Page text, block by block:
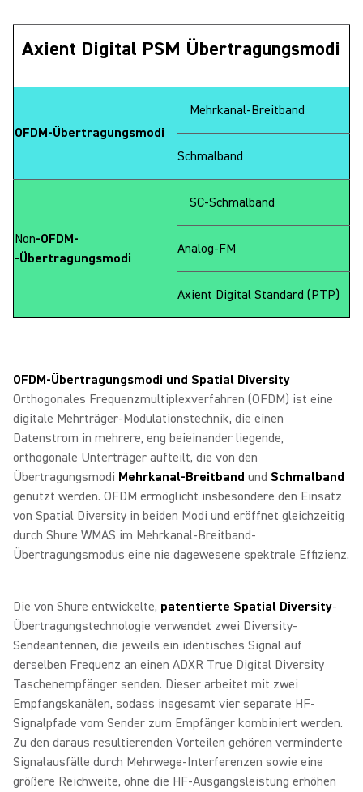
Axient Digital PSM Übertragungsmodi
OFDM-Übertragungsmodi
Mehrkanal-Breitband
Schmalband
Non-OFDM-
‑Übertragungsmodi
SC-Schmalband
Analog-FM
Axient Digital Standard (PTP)
OFDM-Übertragungsmodi und Spatial Diversity
Orthogonales Frequenzmultiplexverfahren (OFDM) ist eine
digitale Mehrträger-Modulationstechnik, die einen
Datenstrom in mehrere, eng beieinander liegende,
orthogonale Unterträger aufteilt, die von den
Übertragungsmodi Mehrkanal-Breitband und Schmalband
genutzt werden. OFDM ermöglicht insbesondere den Einsatz
von Spatial Diversity in beiden Modi und eröffnet gleichzeitig
durch Shure WMAS im Mehrkanal-Breitband-
Übertragungsmodus eine nie dagewesene spektrale Effizienz.
Die von Shure entwickelte, patentierte Spatial Diversity-
Übertragungstechnologie verwendet zwei Diversity-
Sendeantennen, die jeweils ein identisches Signal auf
derselben Frequenz an einen ADXR True Digital Diversity
Taschenempfänger senden. Dieser arbeitet mit zwei
Empfangskanälen, sodass insgesamt vier separate HF-
Signalpfade vom Sender zum Empfänger kombiniert werden.
Zu den daraus resultierenden Vorteilen gehören verminderte
Signalausfälle durch Mehrwege-Interferenzen sowie eine
größere Reichweite, ohne die HF-Ausgangsleistung erhöhen